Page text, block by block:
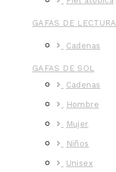
GAFAS DE LECTURA
Cadenas
GAFAS DE SOL
Cadenas
Hombre
Mujer
Niños
Unisex